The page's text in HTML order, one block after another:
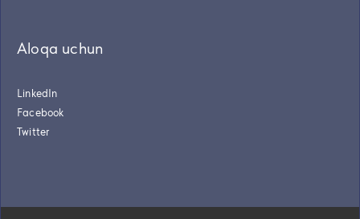
Aloqa uchun
LinkedIn
Facebook
Twitter